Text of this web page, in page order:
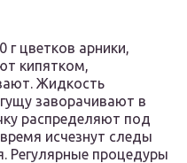
цветков арники,
кипятком,
Жидкость
заворачивают в
распределяют под
исчезнут следы
Регулярные процедуры